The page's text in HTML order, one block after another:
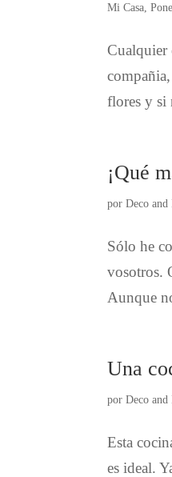
Mi Casa ,
Cualquier
flores y si
¡Qué
porDeco
Sólo he
vosotros.
Aunque
Una
porDeco
Esta
es ideal.